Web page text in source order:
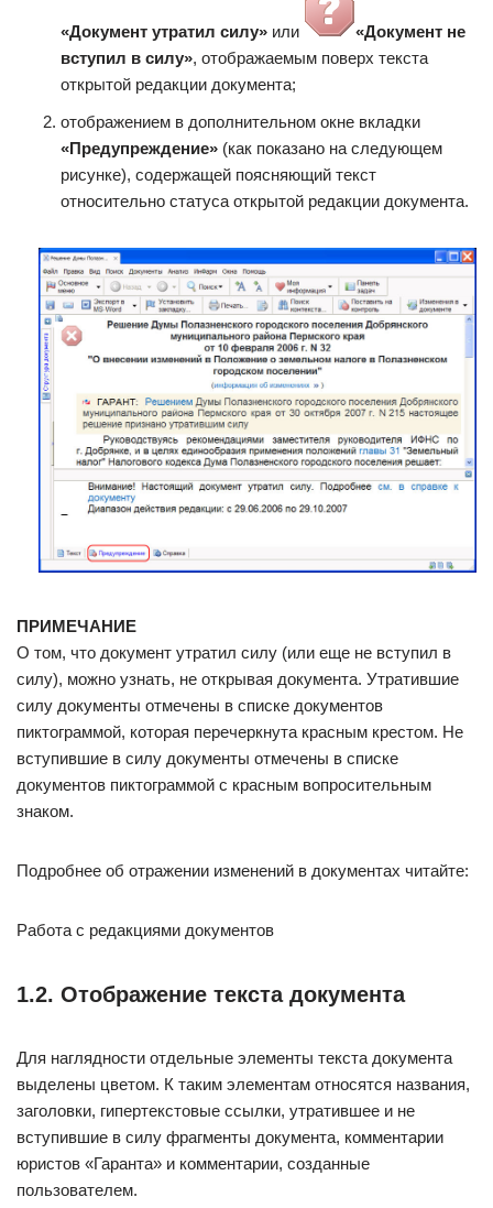
«Документ утратил силу» или
«Документ не
вступил в силу», отображаемым поверх текста
открытой редакции документа;
отображением в дополнительном окне вкладки
«Предупреждение» (как показано на следующем
рисунке), содержащей поясняющий текст
относительно статуса открытой редакции документа.
ПРИМЕЧАНИЕ
О том, что документ утратил силу (или еще не вступил в
силу), можно узнать, не открывая документа. Утратившие
силу документы отмечены в списке документов
пиктограммой, которая перечеркнута красным крестом. Не
вступившие в силу документы отмечены в списке
документов пиктограммой с красным вопросительным
знаком.
Подробнее об отражении изменений в документах читайте:
Работа с редакциями документов
1.2. Отображение текста документа
Для наглядности отдельные элементы текста документа
выделены цветом. К таким элементам относятся названия,
заголовки, гипертекстовые ссылки, утратившее и не
вступившие в силу фрагменты документа, комментарии
юристов «Гаранта» и комментарии, созданные
пользователем.